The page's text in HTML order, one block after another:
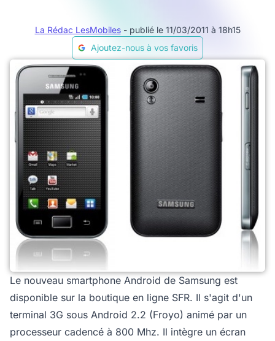
La Rédac LesMobiles - publié le 11/03/2011 à 18h15
Ajoutez-nous à vos favoris
Le nouveau smartphone Android de Samsung est
disponible sur la boutique en ligne SFR. Il s'agit d'un
terminal 3G sous Android 2.2 (Froyo) animé par un
processeur cadencé à 800 Mhz. Il intègre un écran